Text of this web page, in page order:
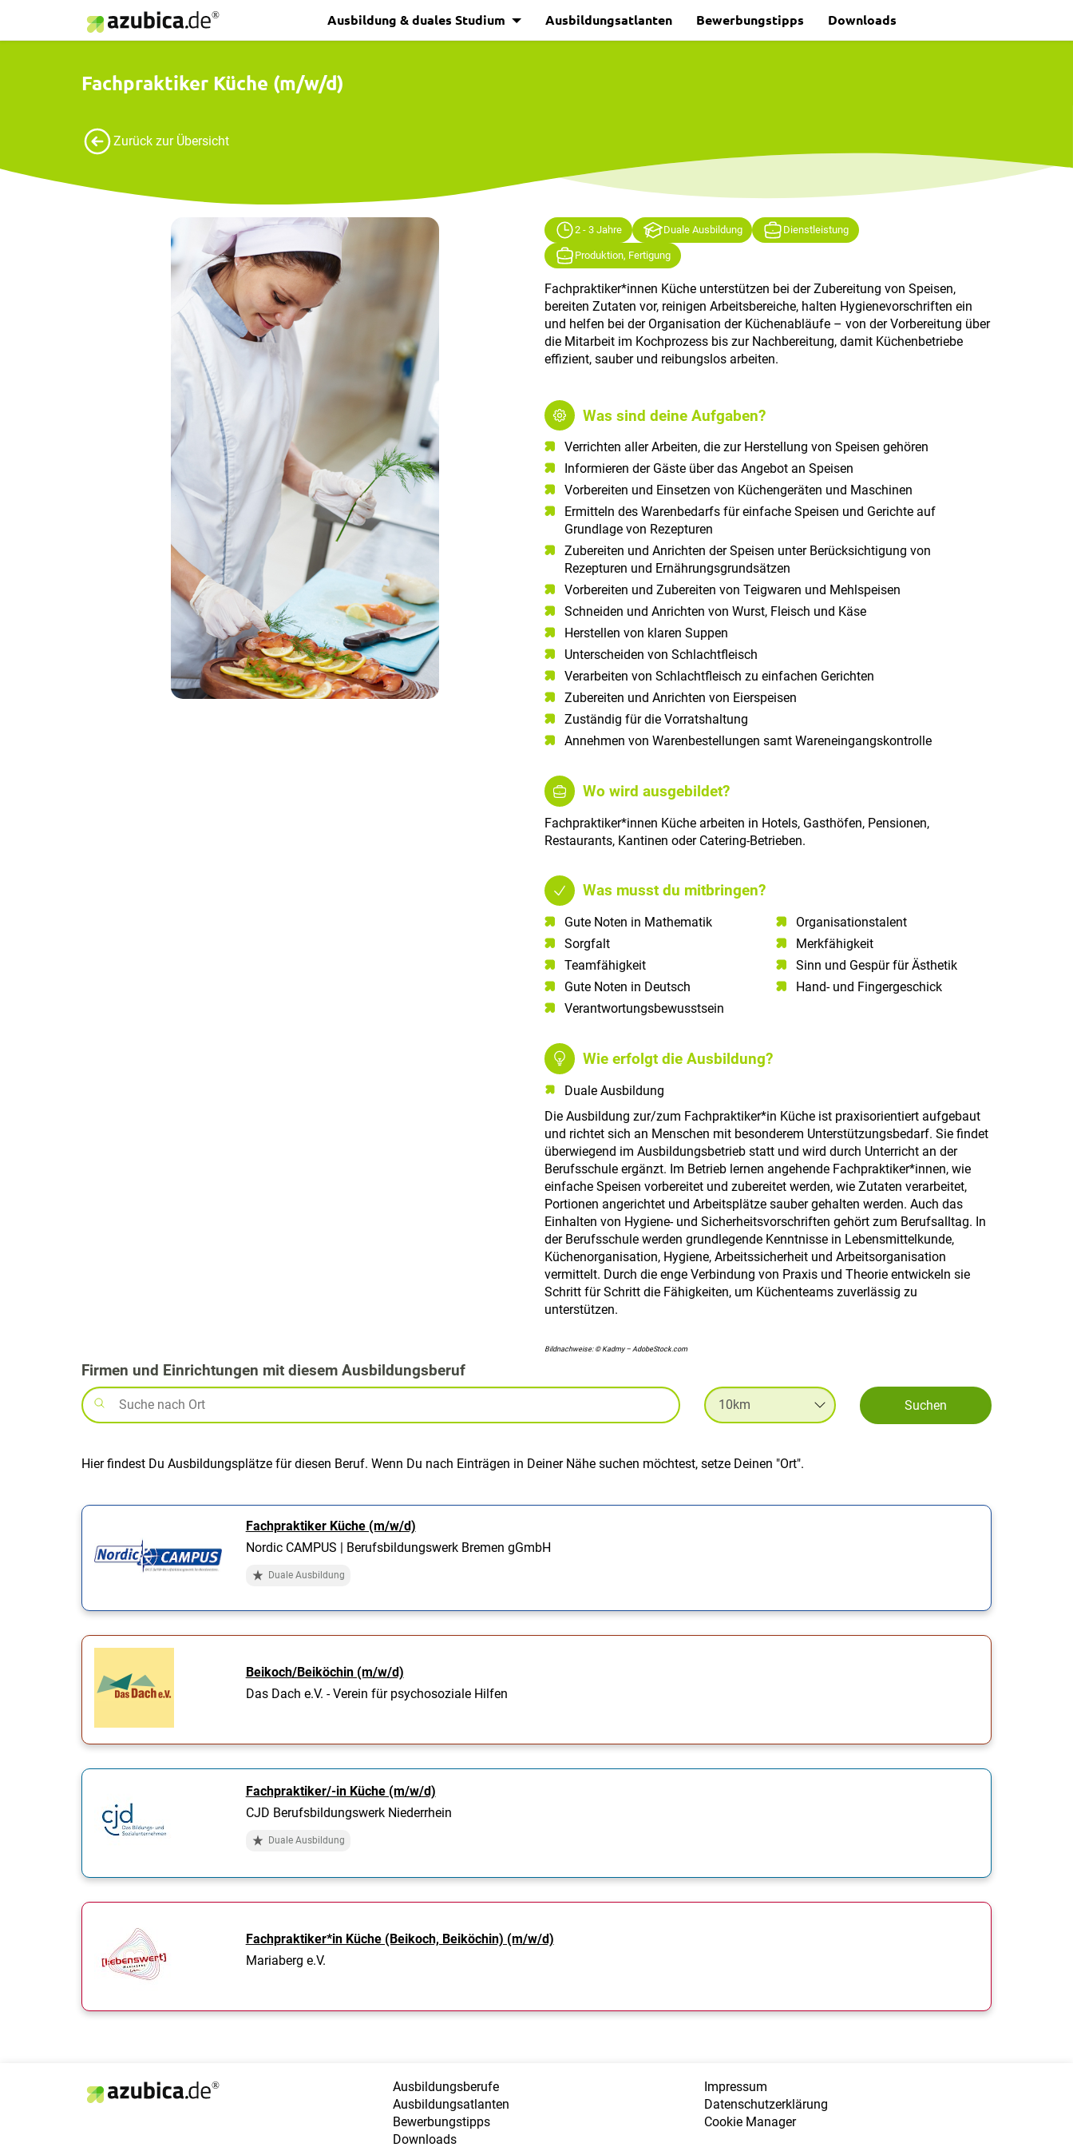
Ausbildung & duales Studium Ausbildungsatlanten Bewerbungstipps Downloads
Fachpraktiker Küche (m/w/d)
Zurück zur Übersicht
2 - 3 Jahre Duale Ausbildung Dienstleistung
Produktion, Fertigung
Fachpraktiker*innen Küche unterstützen bei der Zubereitung von Speisen,
bereiten Zutaten vor, reinigen Arbeitsbereiche, halten Hygienevorschriften ein
und helfen bei der Organisation der Küchenabläufe – von der Vorbereitung über
die Mitarbeit im Kochprozess bis zur Nachbereitung, damit Küchenbetriebe
effizient, sauber und reibungslos arbeiten.
Was sind deine Aufgaben?
Verrichten aller Arbeiten, die zur Herstellung von Speisen gehören
Informieren der Gäste über das Angebot an Speisen
Vorbereiten und Einsetzen von Küchengeräten und Maschinen
Ermitteln des Warenbedarfs für einfache Speisen und Gerichte auf
Grundlage von Rezepturen
Zubereiten und Anrichten der Speisen unter Berücksichtigung von
Rezepturen und Ernährungsgrundsätzen
Vorbereiten und Zubereiten von Teigwaren und Mehlspeisen
Schneiden und Anrichten von Wurst, Fleisch und Käse
Herstellen von klaren Suppen
Unterscheiden von Schlachtfleisch
Verarbeiten von Schlachtfleisch zu einfachen Gerichten
Zubereiten und Anrichten von Eierspeisen
Zuständig für die Vorratshaltung
Annehmen von Warenbestellungen samt Wareneingangskontrolle
Wo wird ausgebildet?
Fachpraktiker*innen Küche arbeiten in Hotels, Gasthöfen, Pensionen,
Restaurants, Kantinen oder Catering-Betrieben.
Was musst du mitbringen?
Gute Noten in Mathematik​
Sorgfalt​
Teamfähigkeit​
Gute Noten in Deutsch​
Verantwortungsbewusstsein​
Organisationstalent
Merkfähigkeit
Sinn und Gespür für Ästhetik
Hand- und Fingergeschick
Wie erfolgt die Ausbildung?
Duale Ausbildung
Die Ausbildung zur/zum Fachpraktiker*in Küche ist praxisorientiert aufgebaut
und richtet sich an Menschen mit besonderem Unterstützungsbedarf. Sie findet
überwiegend im Ausbildungsbetrieb statt und wird durch Unterricht an der
Berufsschule ergänzt. Im Betrieb lernen angehende Fachpraktiker*innen, wie
einfache Speisen vorbereitet und zubereitet werden, wie Zutaten verarbeitet,
Portionen angerichtet und Arbeitsplätze sauber gehalten werden. Auch das
Einhalten von Hygiene- und Sicherheitsvorschriften gehört zum Berufsalltag. In
der Berufsschule werden grundlegende Kenntnisse in Lebensmittelkunde,
Küchenorganisation, Hygiene, Arbeitssicherheit und Arbeitsorganisation
vermittelt. Durch die enge Verbindung von Praxis und Theorie entwickeln sie
Schritt für Schritt die Fähigkeiten, um Küchenteams zuverlässig zu
unterstützen.
Bildnachweise: © Kadmy – AdobeStock.com
Firmen und Einrichtungen mit diesem Ausbildungsberuf
Suchen
Hier findest Du Ausbildungsplätze für diesen Beruf. Wenn Du nach Einträgen in Deiner Nähe suchen möchtest, setze Deinen "Ort".
Fachpraktiker Küche (m/w/d)
Nordic CAMPUS | Berufsbildungswerk Bremen gGmbH
Duale Ausbildung
Beikoch/Beiköchin (m/w/d)
Das Dach e.V. - Verein für psychosoziale Hilfen
Fachpraktiker/-in Küche (m/w/d)
CJD Berufsbildungswerk Niederrhein
Duale Ausbildung
Fachpraktiker*in Küche (Beikoch, Beiköchin) (m/w/d)
Mariaberg e.V.
Ausbildungsberufe
Ausbildungsatlanten
Bewerbungstipps
Downloads
Impressum
Datenschutzerklärung
Cookie Manager